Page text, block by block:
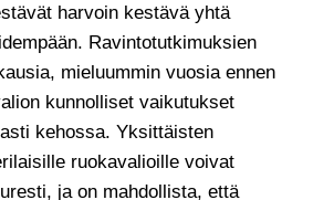
harvoin kestävä yhtä
Ravintotutkimuksien
mieluummin vuosia ennen
kunnolliset vaikutukset
kehossa. Yksittäisten
ruokavalioille voivat
ja on mahdollista, että